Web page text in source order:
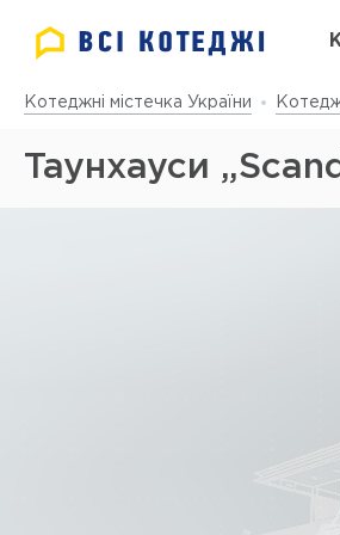
Котеджні містечка України
Таунхауси